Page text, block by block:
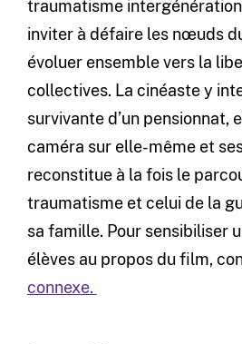
traumatisme
inviter à défaire les nœuds
évoluer ensemble vers la
collectives. La cinéaste y
survivante d’un pensionnat,
caméra sur elle-même et
reconstitue à la fois le
traumatisme et celui de la
sa famille. Pour sensibiliser
élèves au propos du film,
connexe.